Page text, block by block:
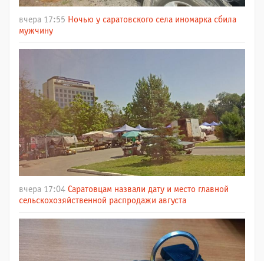
вчера 17:55 Ночью у саратовского села иномарка сбила
мужчину
вчера 17:04 Саратовцам назвали дату и место главной
сельскохозяйственной распродажи августа